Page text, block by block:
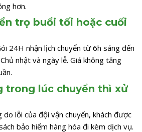
hơn.
trọ buổi tối hoặc cuối
24H nhận lịch chuyển từ 6h sáng đến
nhật và ngày lễ. Giá không tăng
trong lúc chuyển thì xử
lỗi của đội vận chuyển, khách được
bảo hiểm hàng hóa đi kèm dịch vụ.